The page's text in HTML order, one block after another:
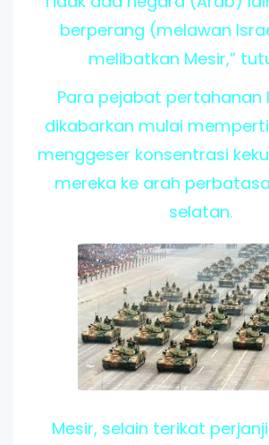
berperang (melawan
melibatkan Mesir,”
Para pejabat pertahanan
dikabarkan mulai
menggeser konsentrasi
mereka ke arah
selatan.
Mesir, selain terikat